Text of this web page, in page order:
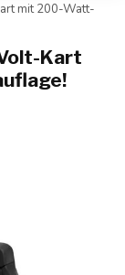
mit 200-Watt-
Kart